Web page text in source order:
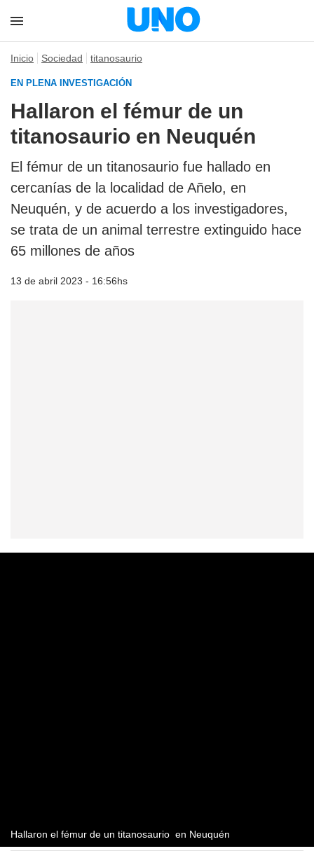
Inicio Sociedad titanosaurio
EN PLENA INVESTIGACIÓN
Hallaron el fémur de un
titanosaurio en Neuquén
El fémur de un titanosaurio fue hallado en
cercanías de la localidad de Añelo, en
Neuquén, y de acuerdo a los investigadores,
se trata de un animal terrestre extinguido hace
65 millones de años
13 de abril 2023 - 16:56hs
Hallaron el fémur de un titanosaurio en Neuquén